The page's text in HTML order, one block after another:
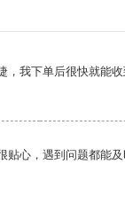
，我下单后很快就能收
贴心，遇到问题都能